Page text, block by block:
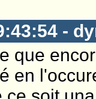
-
que
en